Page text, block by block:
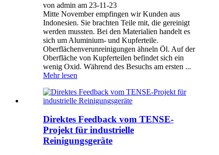
von admin am 23-11-23
Mitte November empfingen wir Kunden aus
Indonesien. Sie brachten Teile mit, die gereinigt
werden mussten. Bei den Materialien handelt es
sich um Aluminium- und Kupferteile.
Oberflächenverunreinigungen ähneln Öl. Auf der
Oberfläche von Kupferteilen befindet sich ein
wenig Oxid. Während des Besuchs am ersten ...
Mehr lesen
Direktes Feedback vom TENSE-
Projekt für industrielle
Reinigungsgeräte